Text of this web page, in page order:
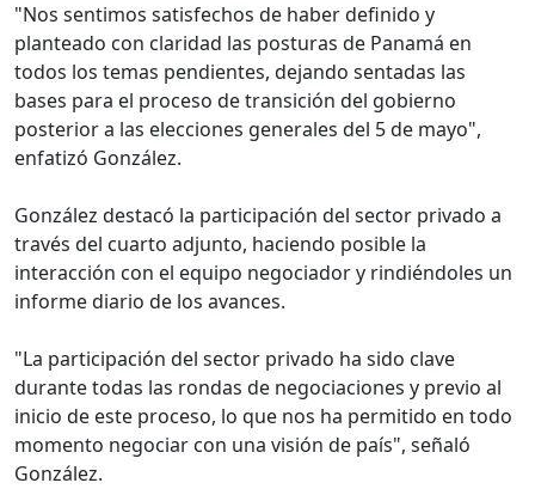
"Nos sentimos satisfechos de haber definido y
planteado con claridad las posturas de Panamá en
todos los temas pendientes, dejando sentadas las
bases para el proceso de transición del gobierno
posterior a las elecciones generales del 5 de mayo",
enfatizó González.
González destacó la participación del sector privado a
través del cuarto adjunto, haciendo posible la
interacción con el equipo negociador y rindiéndoles un
informe diario de los avances.
"La participación del sector privado ha sido clave
durante todas las rondas de negociaciones y previo al
inicio de este proceso, lo que nos ha permitido en todo
momento negociar con una visión de país", señaló
González.